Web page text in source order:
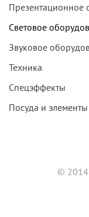
Презентационное
Световое
Звуковое
Техника
Спецэффекты
Посуда и
©